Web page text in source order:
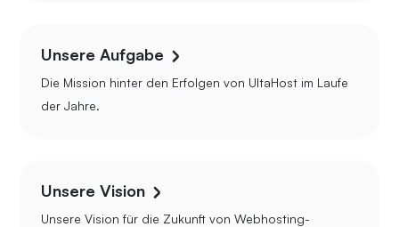
Unsere Aufgabe
Die Mission hinter den Erfolgen von UltaHost im Laufe
der Jahre.
Unsere Vision
Unsere Vision für die Zukunft von Webhosting-